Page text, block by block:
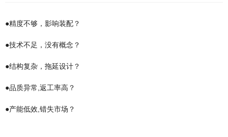
●精度不够，影响装配？
●技术不足，没有概念？
●结构复杂，拖延设计？
●品质异常,返工率高？
●产能低效,错失市场？